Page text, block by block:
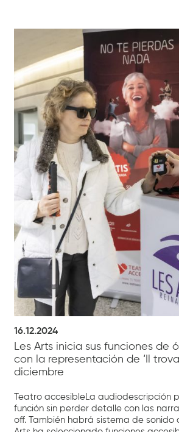
16.12.2024
Les Arts inicia sus funciones de
con la representación de ‘Il
diciembre
Teatro accesibleLa audiodescripción
función sin perder detalle con las
off. También habrá sistema de sonido